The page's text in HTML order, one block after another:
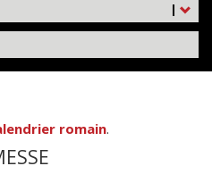
|
romain.